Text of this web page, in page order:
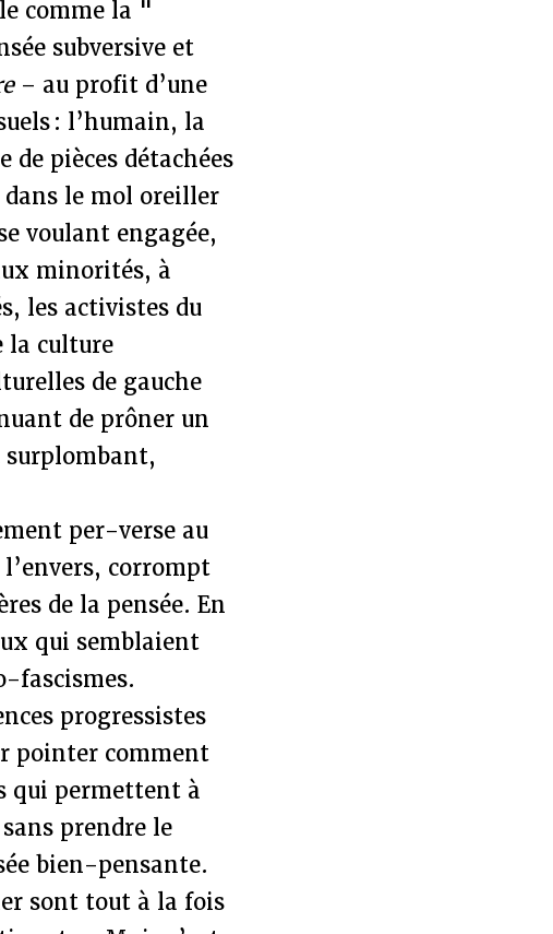
comme la "
subversive et
– au profit d’une
: l’humain, la
pièces détachées
le mol oreiller
voulant engagée,
minorités, à
les activistes du
la culture
de gauche
de prôner un
per-verse au
corrompt
de la pensée. En
qui semblaient
fascismes.
progressistes
pointer comment
qui permettent à
prendre le
bien-pensante.
sont tout à la fois